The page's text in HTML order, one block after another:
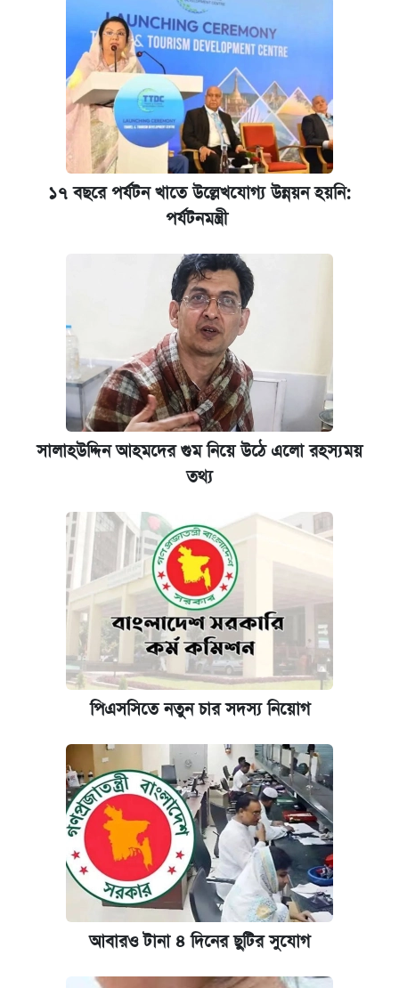
১৭ বছরে পর্যটন খাতে উল্লেখযোগ্য উন্নয়ন হয়নি:
পর্যটনমন্ত্রী
সালাহউদ্দিন আহমদের গুম নিয়ে উঠে এলো রহস্যময়
তথ্য
পিএসসিতে নতুন চার সদস্য নিয়োগ
আবারও টানা ৪ দিনের ছুটির সুযোগ